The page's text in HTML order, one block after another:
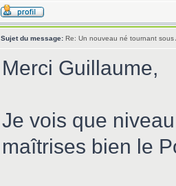
Sujet du message: Re: Un nouveau né tournant sous
Merci Guillaume,
Je vois que
maîtrises bien le